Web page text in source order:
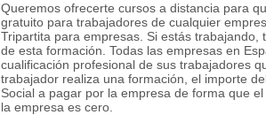
Queremos ofrecerte cursos a distancia para
gratuito para trabajadores de cualquier
Tripartita para empresas. Si estás
de esta formación. Todas las empresas en
cualificación profesional de sus trabajadores
trabajador realiza una formación, el importe
Social a pagar por la empresa de forma que
la empresa es cero.